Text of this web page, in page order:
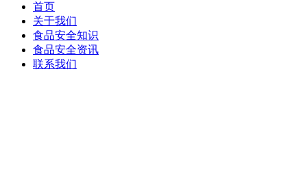
首页
关于我们
食品安全知识
食品安全资讯
联系我们